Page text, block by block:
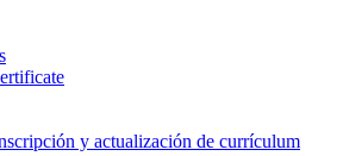
y actualización de currículum